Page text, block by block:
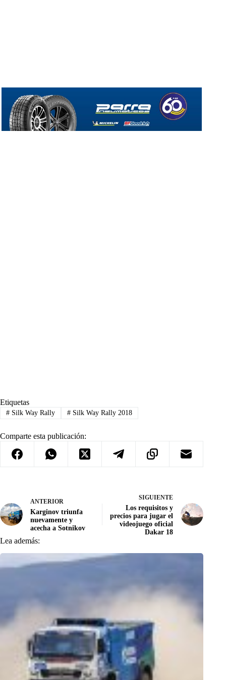
Etiquetas
#Silk Way Rally #Silk Way Rally 2018
Comparte esta publicación:
ANTERIOR
Karginov triunfa
nuevamente y
acecha a Sotnikov
SIGUIENTE
Los requisitos y
precios para jugar el
videojuego oficial
Dakar 18
Lea además: